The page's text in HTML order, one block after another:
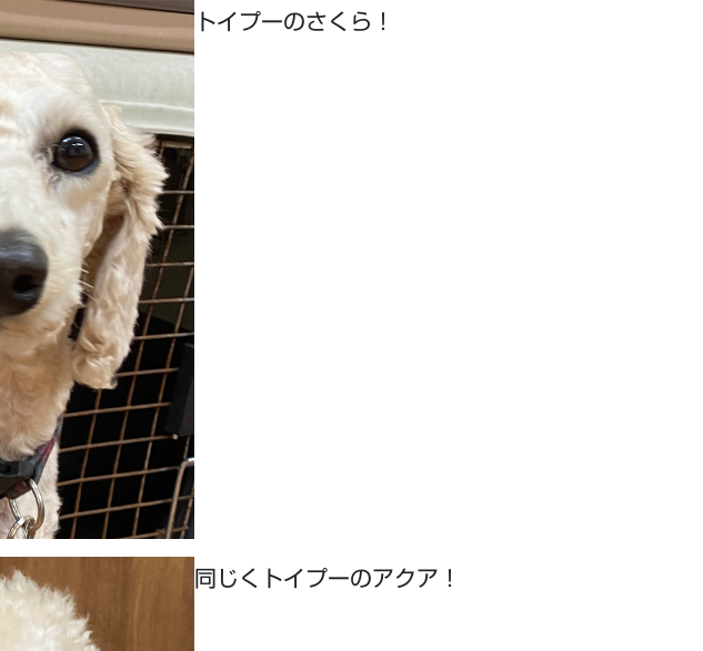
トイプーのさくら！
同じくトイプーのアクア！